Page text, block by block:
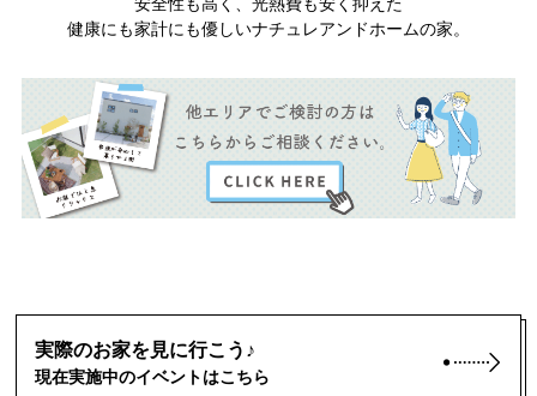
安全性も高く、光熱費も安く抑えた
健康にも家計にも優しいナチュレアンドホームの家。
実際のお家を見に行こう♪
現在実施中のイベントはこちら